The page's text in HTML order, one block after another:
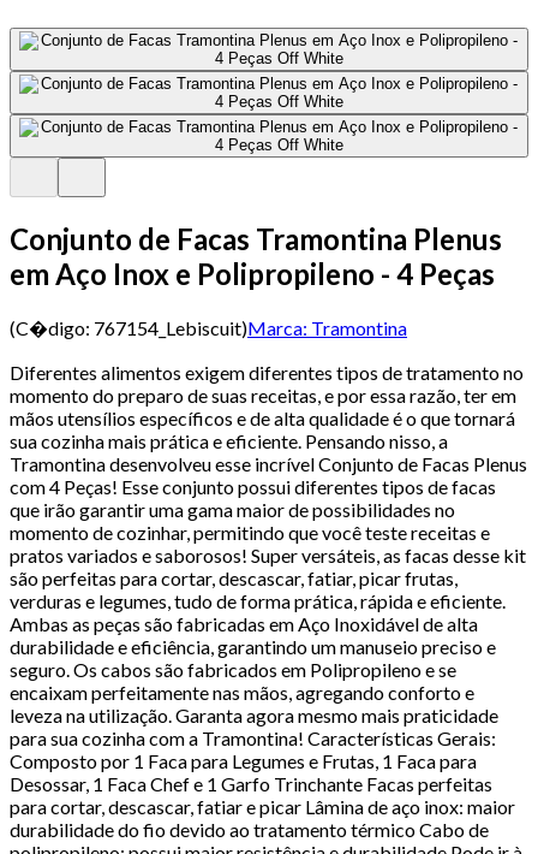
Conjunto de Facas Tramontina Plenus
em Aço Inox e Polipropileno - 4 Peças
(C�digo: 767154_Lebiscuit)Marca: Tramontina
Diferentes alimentos exigem diferentes tipos de tratamento no
momento do preparo de suas receitas, e por essa razão, ter em
mãos utensílios específicos e de alta qualidade é o que tornará
sua cozinha mais prática e eficiente. Pensando nisso, a
Tramontina desenvolveu esse incrível Conjunto de Facas Plenus
com 4 Peças! Esse conjunto possui diferentes tipos de facas
que irão garantir uma gama maior de possibilidades no
momento de cozinhar, permitindo que você teste receitas e
pratos variados e saborosos! Super versáteis, as facas desse kit
são perfeitas para cortar, descascar, fatiar, picar frutas,
verduras e legumes, tudo de forma prática, rápida e eficiente.
Ambas as peças são fabricadas em Aço Inoxidável de alta
durabilidade e eficiência, garantindo um manuseio preciso e
seguro. Os cabos são fabricados em Polipropileno e se
encaixam perfeitamente nas mãos, agregando conforto e
leveza na utilização. Garanta agora mesmo mais praticidade
para sua cozinha com a Tramontina! Características Gerais:
Composto por 1 Faca para Legumes e Frutas, 1 Faca para
Desossar, 1 Faca Chef e 1 Garfo Trinchante Facas perfeitas
para cortar, descascar, fatiar e picar Lâmina de aço inox: maior
durabilidade do fio devido ao tratamento térmico Cabo de